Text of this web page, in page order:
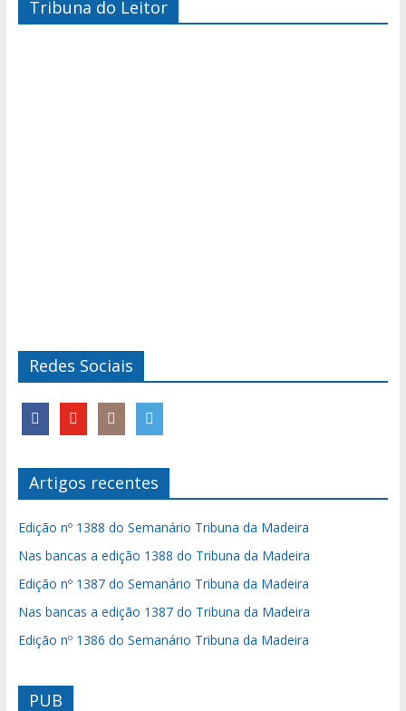
Tribuna do Leitor
Redes Sociais
Artigos recentes
Edição nº 1388 do Semanário Tribuna da Madeira
Nas bancas a edição 1388 do Tribuna da Madeira
Edição nº 1387 do Semanário Tribuna da Madeira
Nas bancas a edição 1387 do Tribuna da Madeira
Edição nº 1386 do Semanário Tribuna da Madeira
PUB